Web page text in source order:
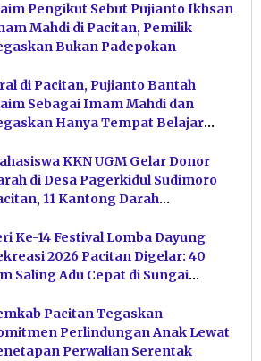
Pengikut Sebut Pujianto Ikhsan
Mahdi di Pacitan, Pemilik
Bukan Padepokan
di Pacitan, Pujianto Bantah
Sebagai Imam Mahdi dan
Hanya Tempat Belajar
KKN UGM Gelar Donor
di Desa Pagerkidul Sudimoro
11 Kantong Darah
Ke-14 Festival Lomba Dayung
2026 Pacitan Digelar: 40
Saling Adu Cepat di Sungai
Pacitan Tegaskan
Perlindungan Anak Lewat
Perwalian Serentak